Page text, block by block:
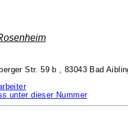
Str. 59 b , 83043 Bad
unter dieser Nummer